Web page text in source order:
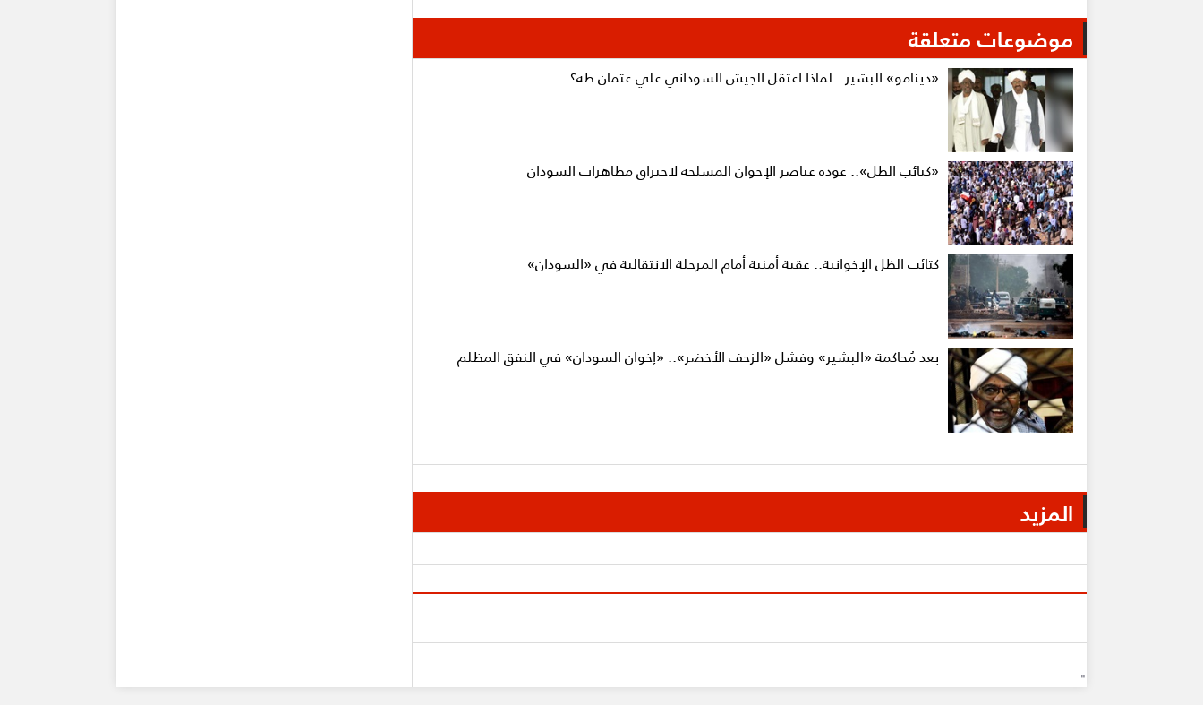
موضوعات متعلقة
«دينامو» البشير.. لماذا اعتقل الجيش السوداني علي عثمان طه؟
«كتائب الظل».. عودة عناصر الإخوان المسلحة لاختراق مظاهرات السودان
كتائب الظل الإخوانية.. عقبة أمنية أمام المرحلة الانتقالية في «السودان»
بعد مُحاكمة «البشير» وفشل «الزحف الأخضر».. «إخوان السودان» في النفق المظلم
المزيد
"